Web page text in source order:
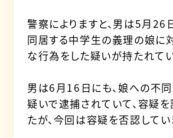
警察によりますと、男は5月26
同居する中学生の義理の娘に
な行為をした疑いが持たれてい
男は6月16日にも、娘への不
疑いで逮捕されていて、容疑
たが、今回は容疑を否認してい